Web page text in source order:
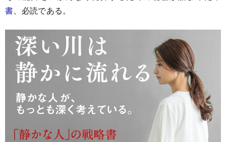
書、必読である。